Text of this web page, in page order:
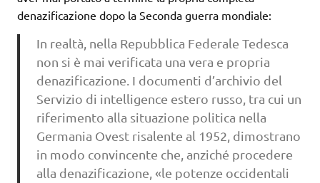
denazificazione dopo la Seconda guerra mondiale:
In realtà, nella Repubblica Federale Tedesca
non si è mai verificata una vera e propria
denazificazione. I documenti d’archivio del
Servizio di intelligence estero russo, tra cui un
riferimento alla situazione politica nella
Germania Ovest risalente al 1952, dimostrano
in modo convincente che, anziché procedere
alla denazificazione, «le potenze occidentali